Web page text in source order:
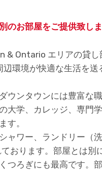
のお部屋をご提供致しま
& Ontario エリアの貸し
環境が快適な生活を送
ウンタウンには豊富な職
大学、カレッジ、専門
す。
ャワー、ランドリー（
おります。部屋とは別
つろぎにも最高です。